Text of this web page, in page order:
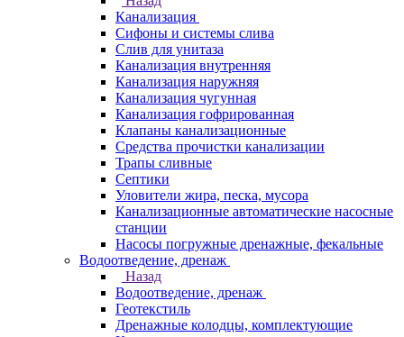
Канализация
Сифоны и системы слива
Слив для унитаза
Канализация внутренняя
Канализация наружняя
Канализация чугунная
Канализация гофрированная
Клапаны канализационные
Средства прочистки канализации
Трапы сливные
Септики
Уловители жира, песка, мусора
Канализационные автоматические насосные
станции
Насосы погружные дренажные, фекальные
Водоотведение, дренаж
Назад
Водоотведение, дренаж
Геотекстиль
Дренажные колодцы, комплектующие